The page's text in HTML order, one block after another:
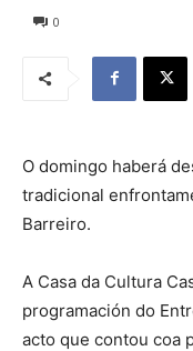
0
O domingo haberá
tradicional
Barreiro.
A Casa da Cultura
programación do
acto que contou coa